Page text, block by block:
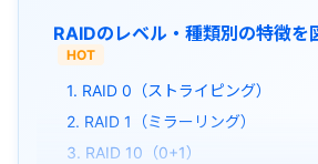
RAIDのレベル・種類別の特徴を
HOT
1. RAID 0（ストライピング）
2. RAID 1（ミラーリング）
3. RAID 10（0+1）